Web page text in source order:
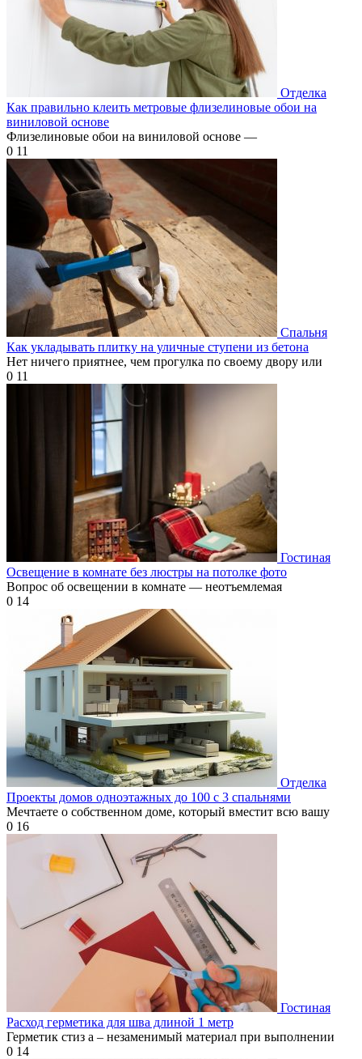
Отделка
Как правильно клеить метровые флизелиновые обои на
виниловой основе
Флизелиновые обои на виниловой основе —
0 11
Спальня
Как укладывать плитку на уличные ступени из бетона
Нет ничего приятнее, чем прогулка по своему двору или
0 11
Гостиная
Освещение в комнате без люстры на потолке фото
Вопрос об освещении в комнате — неотъемлемая
0 14
Отделка
Проекты домов одноэтажных до 100 с 3 спальнями
Мечтаете о собственном доме, который вместит всю вашу
0 16
Гостиная
Расход герметика для шва длиной 1 метр
Герметик стиз а – незаменимый материал при выполнении
0 14